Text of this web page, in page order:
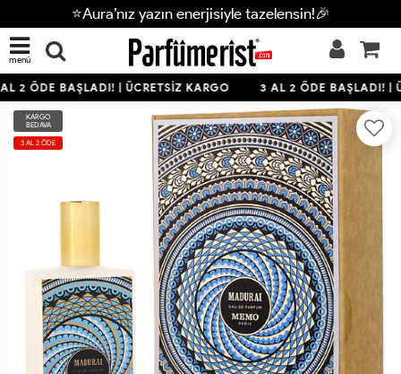
⭐Aura’nız yazın enerjisiyle tazelensin!🎉
menü
2 ÖDE BAŞLADI! | ÜCRETSİZ KARGO 3 AL 2 ÖDE BAŞLADI! |
KARGO
BEDAVA
3 AL 2 ÖDE